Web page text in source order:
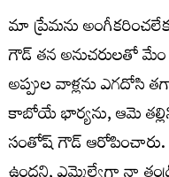
మా ప్రేమను
గౌడ్ తన అనుచరులతో
అప్పుల వాళ్లను ఎగదోసి
కాబోయే భార్యను, ఆమె తల్లిని
సంతోష్ గౌడ్ ఆరోపించారు.